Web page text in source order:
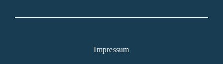
Impressum